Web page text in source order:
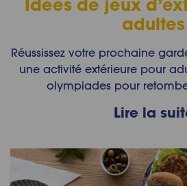
Idées de jeux
adultes
Réussissez votre prochaine
une activité extérieure pour
olympiades pour
Lire la